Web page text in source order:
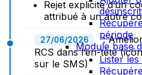
période
Module base
Lister
Rejet explicite d’un
attribué à un autre
27/06/2026
:
RCS dans l’en-tête
sur le SMS)